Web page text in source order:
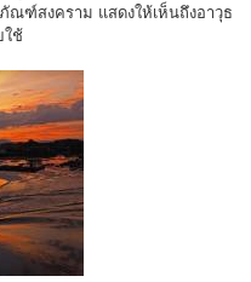
ฑ์สงคราม แสดงให้เห็นถึงอาวุธ
ช้